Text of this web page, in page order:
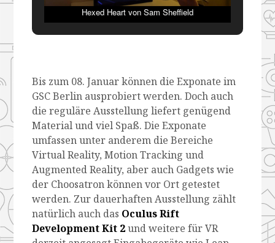
Hexed Heart von Sam Sheffield
Bis zum 08. Januar können die Exponate im
GSC Berlin ausprobiert werden. Doch auch
die reguläre Ausstellung liefert genügend
Material und viel Spaß. Die Exponate
umfassen unter anderem die Bereiche
Virtual Reality, Motion Tracking und
Augmented Reality, aber auch Gadgets wie
der Choosatron können vor Ort getestet
werden. Zur dauerhaften Ausstellung zählt
natürlich auch das Oculus Rift
Development Kit 2und weitere für VR